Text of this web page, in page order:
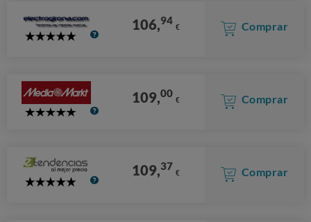
5
106,94 € Comprar
5
109,00 € Comprar
5
109,37 € Comprar